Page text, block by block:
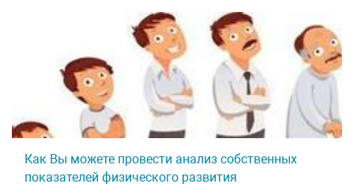
Как Вы можете провести анализ собственных
показателей физического развития